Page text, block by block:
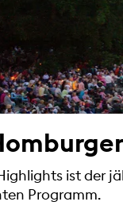
ist der
Programm.